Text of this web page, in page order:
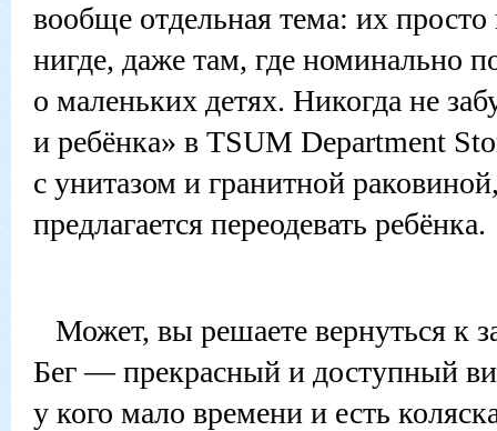
вообще отдельная тема: их просто
нигде, даже там, где номинально
о маленьких детях. Никогда не
и ребёнка» в TSUM Department
с унитазом и гранитной
предлагается переодевать ребёнка.
Может, вы решаете вернуться к
Бег — прекрасный и доступный
у кого мало времени и есть